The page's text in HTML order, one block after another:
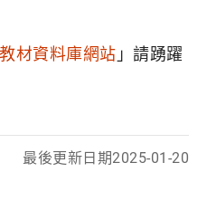
材資料庫網站 」請踴躍
最後更新日期2025-01-20